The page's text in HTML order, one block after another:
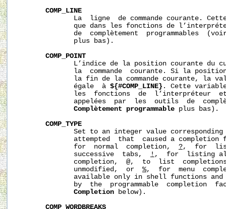
COMP_LINE
La  ligne  de commande courante.
que dans les fonctions de
de  complètement  programmables
              plus bas).
COMP_POINT
L’indice de la position courante du
la  commande  courante. Si la
la fin de la commande courante, la
              égale  à
${#COMP_LINE} . Cette
les  fonctions  de  l’interpréteur
appelées  par  les  outils  de
Complètement
programmable plus bas).
COMP_TYPE
Set to an integer value
attempted  that  caused a completion
              for  normal  completion,
?,  for
              successive  tabs,
! ,  for  listing
              completion,
@,  to  list
              unmodified,  or
%,  for  menu
available only in shell functions
by  the  programmable  completion
Completion below).
COMP_WORDBREAKS